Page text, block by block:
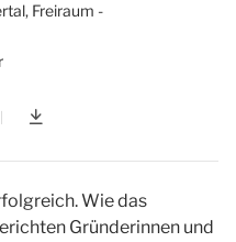
Freiraum -
Vierte Bergische
Wie das
Gründerinnen und